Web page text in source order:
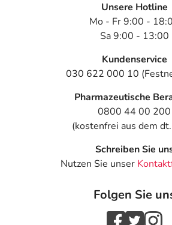
- Gewichtszunahme
- Schlafstörungen
- Konzentrationsstörungen
- Depressionen
- Alpträume und verstärkte
- Kältegefühl an Armen und Beinen
Unsere Hotline
Mo - Fr 9:00 -
Sa 9:00 - 13:00
Kundenservice
030 622 000 10
Pharmazeutische
0800 44 00 200
(kostenfrei aus dem
Schreiben Sie
Nutzen Sie unser
Folgen Sie